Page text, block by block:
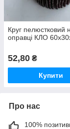
Круг пелюстковий
оправці КЛО
52,80 ₴
Купити
Про нас
100%